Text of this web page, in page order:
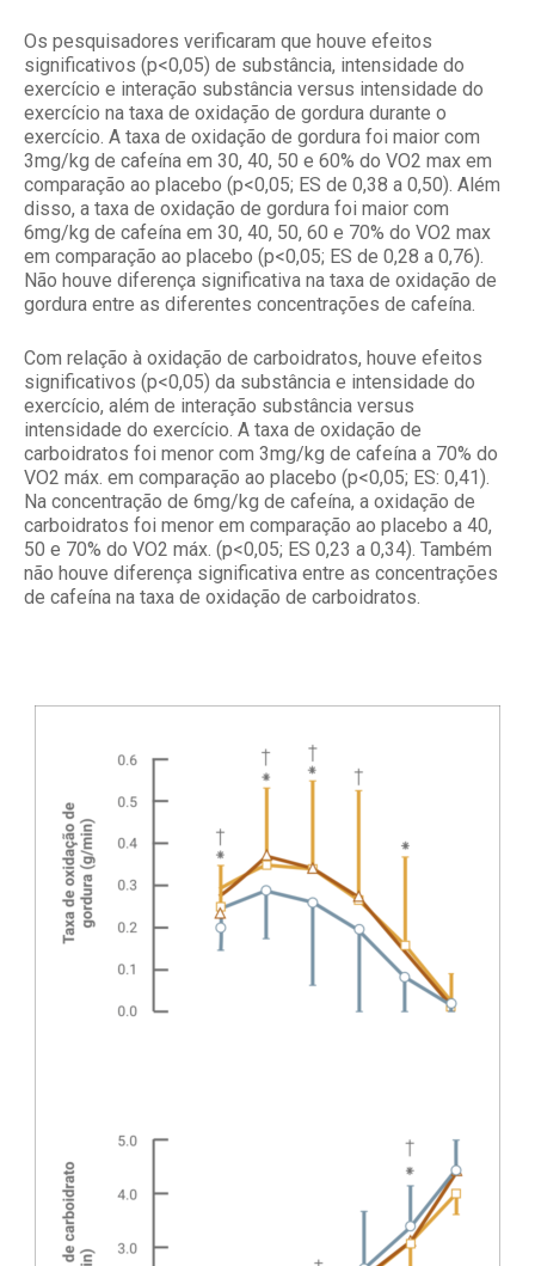
Os pesquisadores verificaram que houve efeitos
significativos (p<0,05) de substância, intensidade do
exercício e interação substância versus intensidade do
exercício na taxa de oxidação de gordura durante o
exercício. A taxa de oxidação de gordura foi maior com
3mg/kg de cafeína em 30, 40, 50 e 60% do VO2 max em
comparação ao placebo (p<0,05; ES de 0,38 a 0,50). Além
disso, a taxa de oxidação de gordura foi maior com
6mg/kg de cafeína em 30, 40, 50, 60 e 70% do VO2 max
em comparação ao placebo (p<0,05; ES de 0,28 a 0,76).
Não houve diferença significativa na taxa de oxidação de
gordura entre as diferentes concentrações de cafeína.
Com relação à oxidação de carboidratos, houve efeitos
significativos (p<0,05) da substância e intensidade do
exercício, além de interação substância versus
intensidade do exercício. A taxa de oxidação de
carboidratos foi menor com 3mg/kg de cafeína a 70% do
VO2 máx. em comparação ao placebo (p<0,05; ES: 0,41).
Na concentração de 6mg/kg de cafeína, a oxidação de
carboidratos foi menor em comparação ao placebo a 40,
50 e 70% do VO2 máx. (p<0,05; ES 0,23 a 0,34). Também
não houve diferença significativa entre as concentrações
de cafeína na taxa de oxidação de carboidratos.